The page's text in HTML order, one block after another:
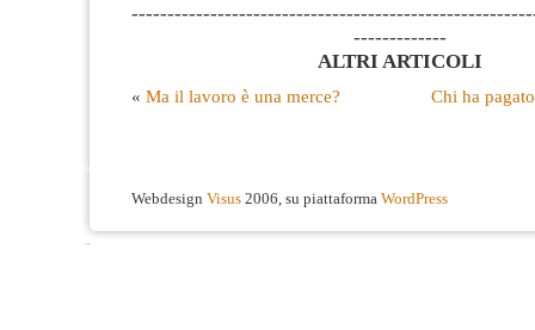
-------------
ALTRI ARTICOLI
« Ma il lavoro è una merce? Chi ha
Webdesign Visus 2006, su piattaforma WordPress